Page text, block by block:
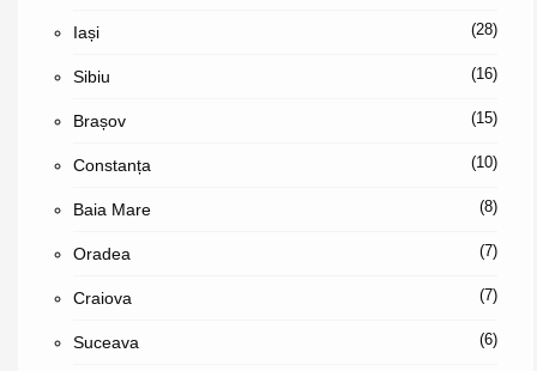
Iași (28)
Sibiu (16)
Brașov (15)
Constanța (10)
Baia Mare (8)
Oradea (7)
Craiova (7)
Suceava (6)